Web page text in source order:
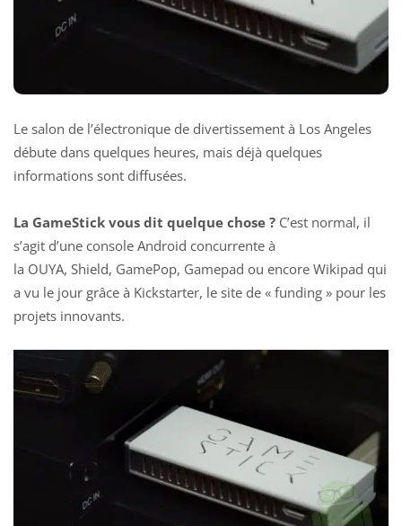
Le salon de l’électronique de divertissement à Los Angeles
débute dans quelques heures, mais déjà quelques
informations sont diffusées.
La GameStick vous dit quelque chose ? C’est normal, il
s’agit d’une console Android concurrente à
la OUYA, Shield, GamePop, Gamepad ou encore Wikipad qui
a vu le jour grâce à Kickstarter, le site de « funding » pour les
projets innovants.